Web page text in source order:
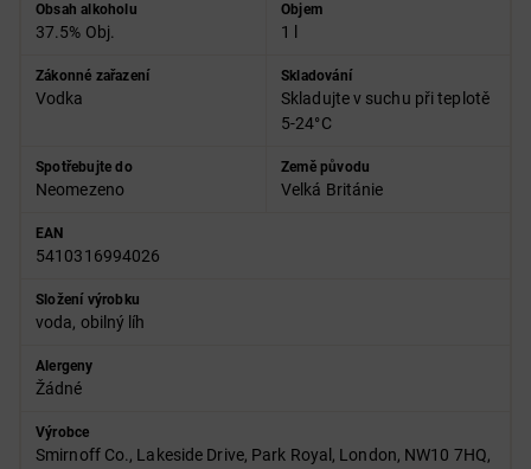
Obsah alkoholu
37.5% Obj.
Objem
1 l
Zákonné zařazení
Vodka
Skladování
Skladujte v suchu při teplotě
5-24°C
Spotřebujte do
Neomezeno
Země původu
Velká Británie
EAN
5410316994026
Složení výrobku
voda, obilný líh
Alergeny
Žádné
Výrobce
Smirnoff Co., Lakeside Drive, Park Royal, London, NW10 7HQ,